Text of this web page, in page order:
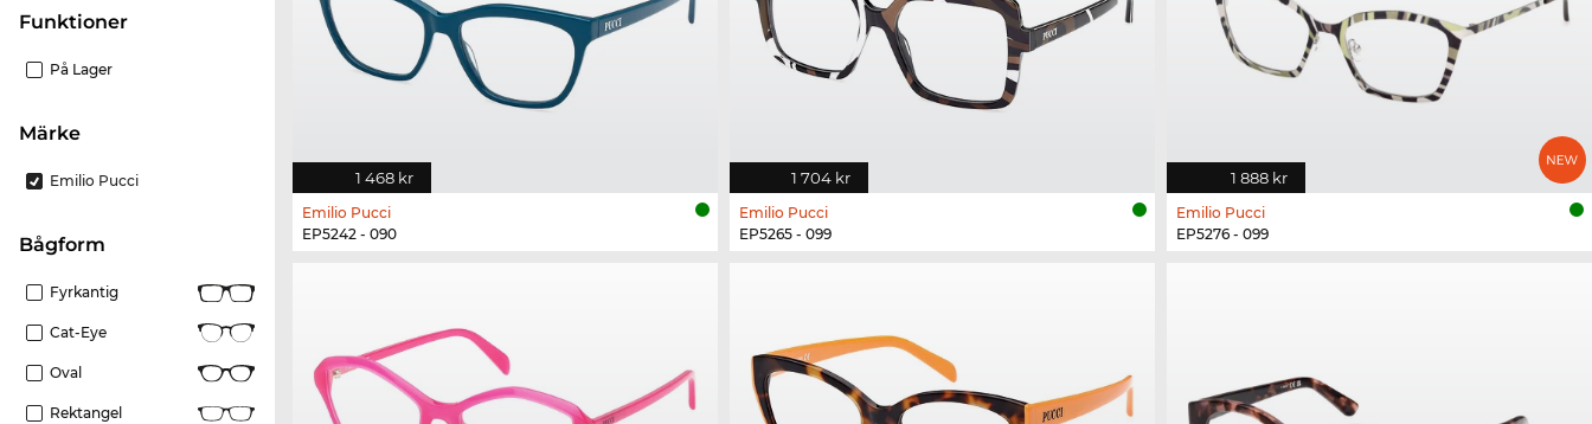
Funktioner
På Lager
Märke
Emilio Pucci
bågform
Fyrkantig
Cat-Eye
Oval
Rektangel
1 468 kr
Emilio Pucci
EP5242 - 090
1 704 kr
Emilio Pucci
EP5265 - 099
1 888 kr
Emilio Pucci
EP5276 - 099